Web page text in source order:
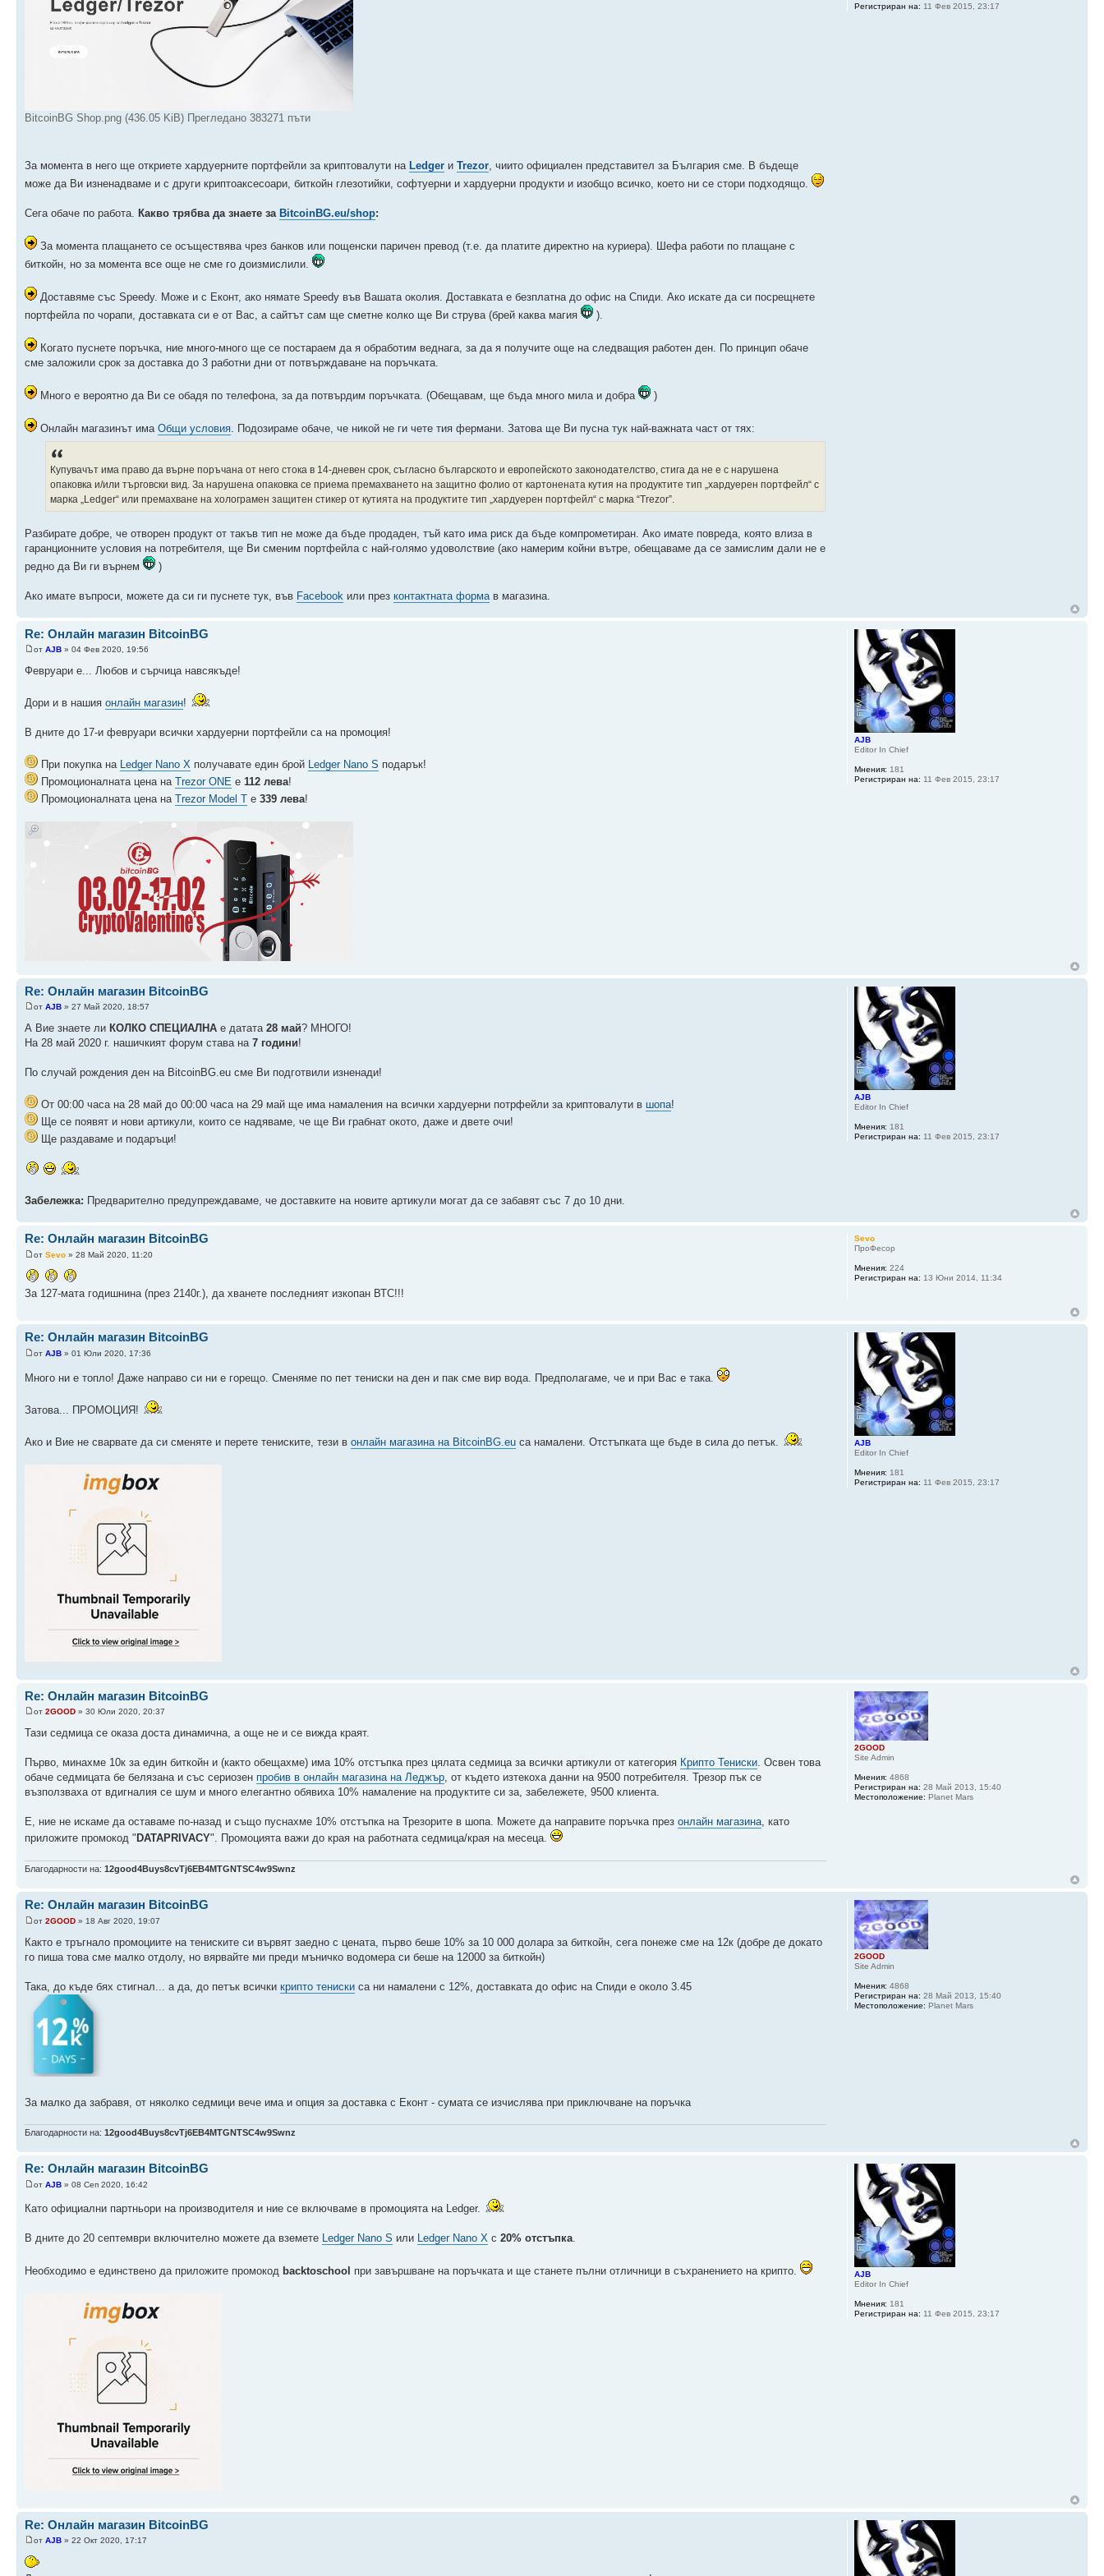
BitcoinBG Shop.png (436.05 KiB) Прегледано 383271 пъти
За момента в него ще откриете хардуерните портфейли за криптовалути на Ledger и Trezor , чиито официален представител за България сме. В бъдеще
може да Ви изненадваме и с други криптоаксесоари, биткойн глезотийки, софтуерни и хардуерни продукти и изобщо всичко, което ни се стори подходящо.
Сега обаче по работа. Какво трябва да знаете за BitcoinBG.eu/shop:
За момента плащането се осъществява чрез банков или пощенски паричен превод (т.е. да платите директно на куриера). Шефа работи по плащане с
биткойн, но за момента все още не сме го доизмислили.
Доставяме със Speedy. Може и с Еконт, ако нямате Speedy във Вашата околия. Доставката е безплатна до офис на Спиди. Ако искате да си посрещнете
портфейла по чорапи, доставката си е от Вас, а сайтът сам ще сметне колко ще Ви струва (брей каква магия
).
Когато пуснете поръчка, ние много-много ще се постараем да я обработим веднага, за да я получите още на следващия работен ден. По принцип обаче
сме заложили срок за доставка до 3 работни дни от потвърждаване на поръчката.
Много е вероятно да Ви се обадя по телефона, за да потвърдим поръчката. (Обещавам, ще бъда много мила и добра )
Онлайн магазинът има Общи условия . Подозираме обаче, че никой не ги чете тия фермани. Затова ще Ви пусна тук най-важната част от тях:
Купувачът има право да върне поръчана от него стока в 14-дневен срок, съгласно българското и европейското законодателство, стига да не е с нарушена
опаковка и/или търговски вид. За нарушена опаковка се приема премахването на защитно фолио от картонената кутия на продуктите тип „хардуерен портфейл“ с
марка „Ledger“ или премахване на холограмен защитен стикер от кутията на продуктите тип „хардуерен портфейл“ с марка “Trezor”.
Разбирате добре, че отворен продукт от такъв тип не може да бъде продаден, тъй като има риск да бъде компрометиран. Ако имате повреда, която влиза в
гаранционните условия на потребителя, ще Ви сменим портфейла с най-голямо удоволствие (ако намерим койни вътре, обещаваме да се замислим дали не е
редно да Ви ги върнем
)
Ако имате въпроси, можете да си ги пуснете тук, във Facebook или през контактната форма в магазина.
Регистриран на: 11 Фев 2015, 23:17
Re: Онлайн магазин BitcoinBG
от AJB » 04 Фев 2020, 19:56
Февруари е... Любов и сърчица навсякъде!
Дори и в нашия онлайн магазин!
В дните до 17-и февруари всички хардуерни портфейли са на промоция!
При покупка на Ledger Nano X получавате един брой Ledger Nano S подарък!
Промоционалната цена на Trezor ONE е 112 лева!
Промоционалната цена на Trezor Model T е 339 лева!
AJB
Editor In Chief
Мнения: 181
Регистриран на: 11 Фев 2015, 23:17
Re: Онлайн магазин BitcoinBG
от AJB » 27 Май 2020, 18:57
А Вие знаете ли КОЛКО СПЕЦИАЛНА е датата 28 май? МНОГО!
На 28 май 2020 г. нашичкият форум става на 7 години!
По случай рождения ден на BitcoinBG.eu сме Ви подготвили изненади!
От 00:00 часа на 28 май до 00:00 часа на 29 май ще има намаления на всички хардуерни потрфейли за криптовалути в шопа!
Ще се появят и нови артикули, които се надяваме, че ще Ви грабнат окото, даже и двете очи!
Ще раздаваме и подаръци!
Забележка: Предварително предупреждаваме, че доставките на новите артикули могат да се забавят със 7 до 10 дни.
AJB
Editor In Chief
Мнения: 181
Регистриран на: 11 Фев 2015, 23:17
Re: Онлайн магазин BitcoinBG
от Sevo » 28 Май 2020, 11:20
За 127-мата годишнина (през 2140г.), да хванете последният изкопан ВТС!!!
Sevo
ПроФесор
Мнения: 224
Регистриран на: 13 Юни 2014, 11:34
Re: Онлайн магазин BitcoinBG
от AJB » 01 Юли 2020, 17:36
Много ни е топло! Даже направо си ни е горещо. Сменяме по пет тениски на ден и пак сме вир вода. Предполагаме, че и при Вас е така.
Затова... ПРОМОЦИЯ!
Ако и Вие не сварвате да си сменяте и перете тениските, тези в онлайн магазина на BitcoinBG.eu са намалени. Отстъпката ще бъде в сила до петък.
AJB
Editor In Chief
Мнения: 181
Регистриран на: 11 Фев 2015, 23:17
Re: Онлайн магазин BitcoinBG
от 2GOOD » 30 Юли 2020, 20:37
Тази седмица се оказа доста динамична, а още не и се вижда краят.
Първо, минахме 10к за един биткойн и (както обещахме) има 10% отстъпка през цялата седмица за всички артикули от категория Крипто Тениски. Освен това
обаче седмицата бе белязана и със сериозен пробив в онлайн магазина на Леджър, от където изтекоха данни на 9500 потребителя. Трезор пък се
възползваха от вдигналия се шум и много елегантно обявиха 10% намаление на продуктите си за, забележете, 9500 клиента.
Е, ние не искаме да оставаме по-назад и също пуснахме 10% отстъпка на Трезорите в шопа. Можете да направите поръчка през онлайн магазина, като
приложите промокод " DATAPRIVACY". Промоцията важи до края на работната седмица/края на месеца.
Благодарности на: 12good4Buys8cvTj6EB4MTGNTSC4w9Swnz
2GOOD
Site Admin
Мнения: 4868
Регистриран на: 28 Май 2013, 15:40
Местоположение: Planet Mars
Re: Онлайн магазин BitcoinBG
от 2GOOD » 18 Авг 2020, 19:07
Както е тръгнало промоциите на тениските си вървят заедно с цената, първо беше 10% за 10 000 долара за биткойн, сега понеже сме на 12к (добре де докато
го пиша това сме малко отдолу, но вярвайте ми преди мъничко водомера си беше на 12000 за биткойн)
Така, до къде бях стигнал... а да, до петък всички крипто тениски са ни намалени с 12%, доставката до офис на Спиди е около 3.45
За малко да забравя, от няколко седмици вече има и опция за доставка с Еконт - сумата се изчислява при приключване на поръчка
Благодарности на: 12good4Buys8cvTj6EB4MTGNTSC4w9Swnz
2GOOD
Site Admin
Мнения: 4868
Регистриран на: 28 Май 2013, 15:40
Местоположение: Planet Mars
Re: Онлайн магазин BitcoinBG
от AJB » 08 Сеп 2020, 16:42
Като официални партньори на производителя и ние се включваме в промоцията на Ledger.
В дните до 20 септември включително можете да вземете Ledger Nano S или Ledger Nano X с 20% отстъпка
Необходимо е единствено да приложите промокод backtoschool при завършване на поръчката и ще станете пълни отличници в съхранението на крипто.
AJB
Editor In Chief
Мнения: 181
Регистриран на: 11 Фев 2015, 23:17
Re: Онлайн магазин BitcoinBG
от AJB » 22 Окт 2020, 17:17